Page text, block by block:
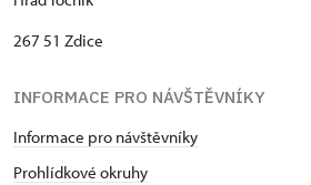
267 51 Zdice
INFORMACE PRO NÁVŠTĚVNÍKY
Informace pro návštěvníky
Prohlídkové okruhy